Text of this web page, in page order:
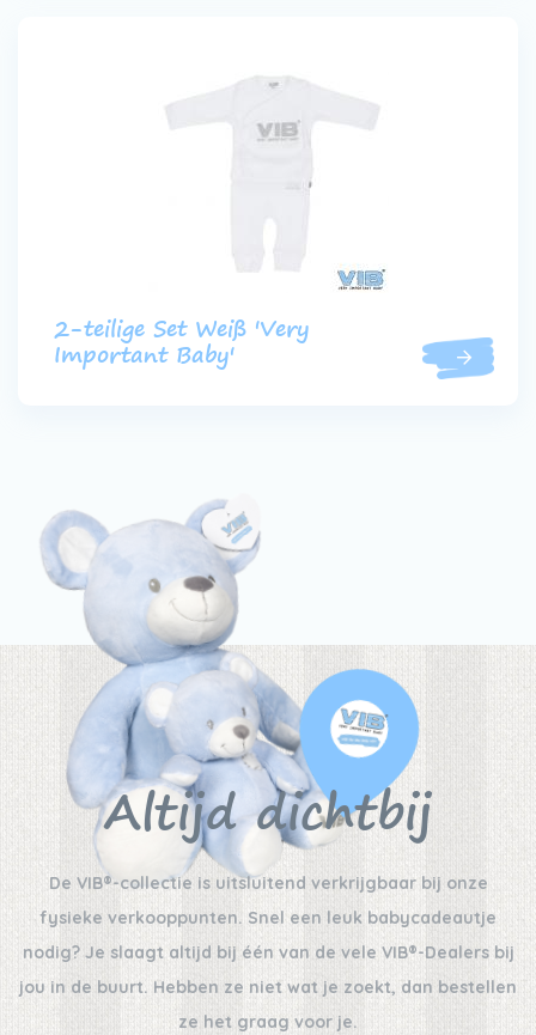
2-teilige Set Weiß 'Very
Important Baby'
Altijd dichtbij
De VIB®-collectie is uitsluitend verkrijgbaar bij onze
fysieke verkooppunten. Snel een leuk babycadeautje
nodig? Je slaagt altijd bij één van de vele VIB®-Dealers bij
jou in de buurt. Hebben ze niet wat je zoekt, dan bestellen
ze het graag voor je.